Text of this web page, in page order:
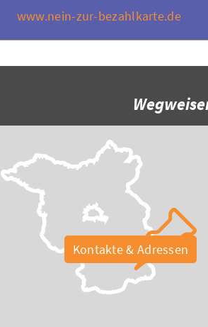
www.nein-zur-bezahlkarte.de
Kontakte & Adressen